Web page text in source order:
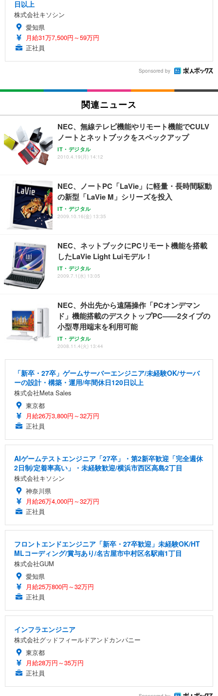
日以上
株式会社キソシン
愛知県
月給31万7,500円～59万円
正社員
Sponsored by
関連ニュース
NEC、無線テレビ機能やリモート機能でCULV
ノートとネットブックをスペックアップ
IT・デジタル
2010.4.19(月) 14:12
NEC、ノートPC「LaVie」に軽量・長時間駆動
の新型「LaVie M」シリーズを投入
IT・デジタル
2009.10.16(金) 13:35
NEC、ネットブックにPCリモート機能を搭載
したLaVie Light Luiモデル！
IT・デジタル
2009.7.1(水) 13:05
NEC、外出先から遠隔操作「PCオンデマン
ド」機能搭載のデスクトップPC——2タイプの
小型専用端末を利用可能
IT・デジタル
2008.11.4(火) 13:44
「新卒・27卒」ゲームサーバーエンジニア/未経験OK/サーバ
ーの設計・構築・運用/年間休日120日以上
株式会社Meta Sales
東京都
月給26万3,800円～32万円
正社員
AIゲームテストエンジニア「27卒」・第2新卒歓迎「完全週休
2日制/定着率高い」・未経験歓迎/横浜市西区高島2丁目
株式会社キソシン
神奈川県
月給26万4,000円～32万円
正社員
フロントエンドエンジニア「新卒・27卒歓迎」未経験OK/HT
MLコーディング/賞与あり/名古屋市中村区名駅南1丁目
株式会社GUM
愛知県
月給25万800円～32万円
正社員
インフラエンジニア
株式会社グッドフィールドアンドカンパニー
東京都
月給28万円～35万円
正社員